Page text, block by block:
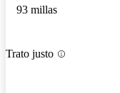
93 millas
Trato justo